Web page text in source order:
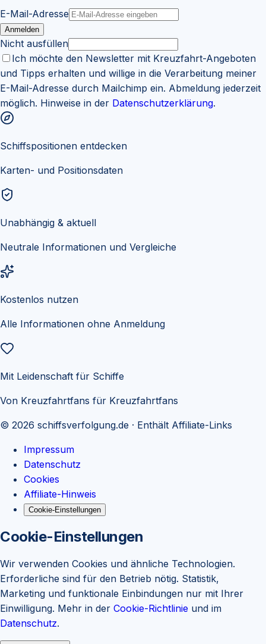
E-Mail-Adresse
Anmelden
Nicht ausfüllen
Ich möchte den Newsletter mit Kreuzfahrt-Angeboten
und Tipps erhalten und willige in die Verarbeitung meiner
E-Mail-Adresse durch Mailchimp ein. Abmeldung jederzeit
möglich. Hinweise in der Datenschutzerklärung.
Schiffspositionen entdecken
Karten- und Positionsdaten
Unabhängig & aktuell
Neutrale Informationen und Vergleiche
Kostenlos nutzen
Alle Informationen ohne Anmeldung
Mit Leidenschaft für Schiffe
Von Kreuzfahrtfans für Kreuzfahrtfans
© 2026 schiffsverfolgung.de · Enthält Affiliate-Links
Impressum
Datenschutz
Cookies
Affiliate-Hinweis
Cookie-Einstellungen
Cookie-Einstellungen
Wir verwenden Cookies und ähnliche Technologien.
Erforderliche sind für den Betrieb nötig. Statistik,
Marketing und funktionale Einbindungen nur mit Ihrer
Einwilligung. Mehr in der Cookie-Richtlinie und im
Datenschutz.